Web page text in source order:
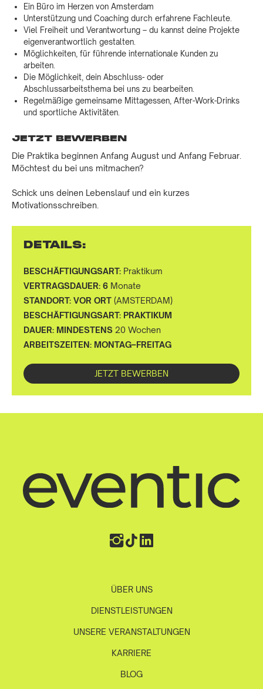
Ein Büro im Herzen von Amsterdam
Unterstützung und Coaching durch erfahrene Fachleute.
Viel Freiheit und Verantwortung – du kannst deine Projekte
eigenverantwortlich gestalten.
Möglichkeiten, für führende internationale Kunden zu
arbeiten.
Die Möglichkeit, dein Abschluss- oder
Abschlussarbeitsthema bei uns zu bearbeiten.
Regelmäßige gemeinsame Mittagessen, After-Work-Drinks
und sportliche Aktivitäten.
JETZT BEWERBEN
Die Praktika beginnen Anfang August und Anfang Februar.
Möchtest du bei uns mitmachen?
Schick uns deinen Lebenslauf und ein kurzes
Motivationsschreiben.
DETAILS:
BESCHÄFTIGUNGSART: Praktikum
VERTRAGSDAUER: 6 Monate
STANDORT: VOR ORT (AMSTERDAM)
BESCHÄFTIGUNGSART: PRAKTIKUM
DAUER: MINDESTENS 20 Wochen
ARBEITSZEITEN: MONTAG–FREITAG
JETZT BEWERBEN
ÜBER UNS
DIENSTLEISTUNGEN
UNSERE VERANSTALTUNGEN
KARRIERE
BLOG